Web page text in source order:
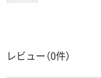
レビュー（0件）